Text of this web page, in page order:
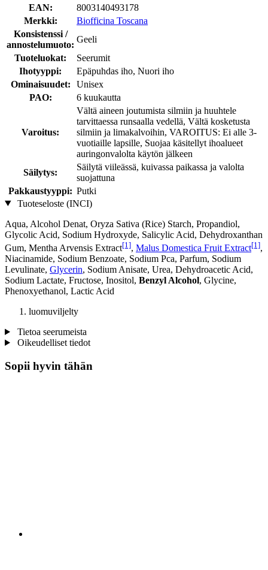
EAN:
8003140493178
Merkki:
Biofficina Toscana
Konsistenssi /
annostelumuoto:
Geeli
Tuoteluokat:
Seerumit
Ihotyyppi:
Epäpuhdas iho, Nuori iho
Ominaisuudet:
Unisex
PAO:
6 kuukautta
Varoitus:
Vältä aineen joutumista silmiin ja huuhtele
tarvittaessa runsaalla vedellä, Vältä kosketusta
silmiin ja limakalvoihin, VAROITUS: Ei alle 3-
vuotiaille lapsille, Suojaa käsitellyt ihoalueet
auringonvalolta käytön jälkeen
Säilytys:
Säilytä viileässä, kuivassa paikassa ja valolta
suojattuna
Pakkaustyyppi: Putki
Tuoteseloste (INCI)
Aqua, Alcohol Denat, Oryza Sativa (Rice) Starch, Propandiol,
Glycolic Acid, Sodium Hydroxyde, Salicylic Acid, Dehydroxanthan
Gum, Mentha Arvensis Extract[1], Malus Domestica Fruit Extract[1],
Niacinamide, Sodium Benzoate, Sodium Pca, Parfum, Sodium
Levulinate, Glycerin, Sodium Anisate, Urea, Dehydroacetic Acid,
Sodium Lactate, Fructose, Inositol, Benzyl Alcohol, Glycine,
Phenoxyethanol, Lactic Acid
luomuviljelty
Tietoa seerumeista
Oikeudelliset tiedot
Sopii hyvin tähän